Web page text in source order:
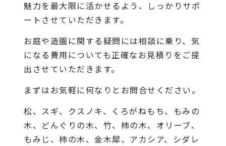
魅力を最大限に活かせるよう、しっかりサポ
ートさせていただきます。
お庭や造園に関する疑問には相談に乗り、気
になる費用についても正確なお見積りをご提
出させていただきます。
まずはお気軽に何なりとお問合せください。
松、スギ、クスノキ、くろがねもち、もみの
木、どんぐりの木、竹、柿の木、オリーブ、
もみじ、柿の木、金木犀、アカシア、シダレ